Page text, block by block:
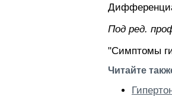
Пoд peд.
"Симптомы
Читайте